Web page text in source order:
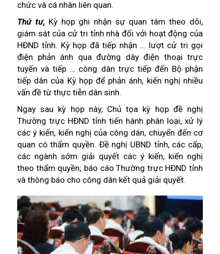
chức và cá nhân liên quan.
Thứ tư, Kỳ họp ghi nhận sự quan tâm theo dõi,
giám sát của cử tri tỉnh nhà đối với hoạt động của
HĐND tỉnh. Kỳ họp đã tiếp nhận … lượt cử tri gọi
điện phản ánh qua đường dây điện thoại trực
tuyến và tiếp … công dân trực tiếp đến Bộ phận
tiếp dân của Kỳ họp để phản ánh, kiến nghị nhiều
vấn đề từ thực tiễn dân sinh.
Ngay sau kỳ họp này, Chủ tọa kỳ họp đề nghị
Thường trực HĐND tỉnh tiến hành phân loại, xử lý
các ý kiến, kiến nghị của công dân, chuyển đến cơ
quan có thẩm quyền. Đề nghị UBND tỉnh, các cấp,
các ngành sớm giải quyết các ý kiến, kiến nghị
theo thẩm quyền; báo cáo Thường trực HĐND tỉnh
và thông báo cho công dân kết quả giải quyết.